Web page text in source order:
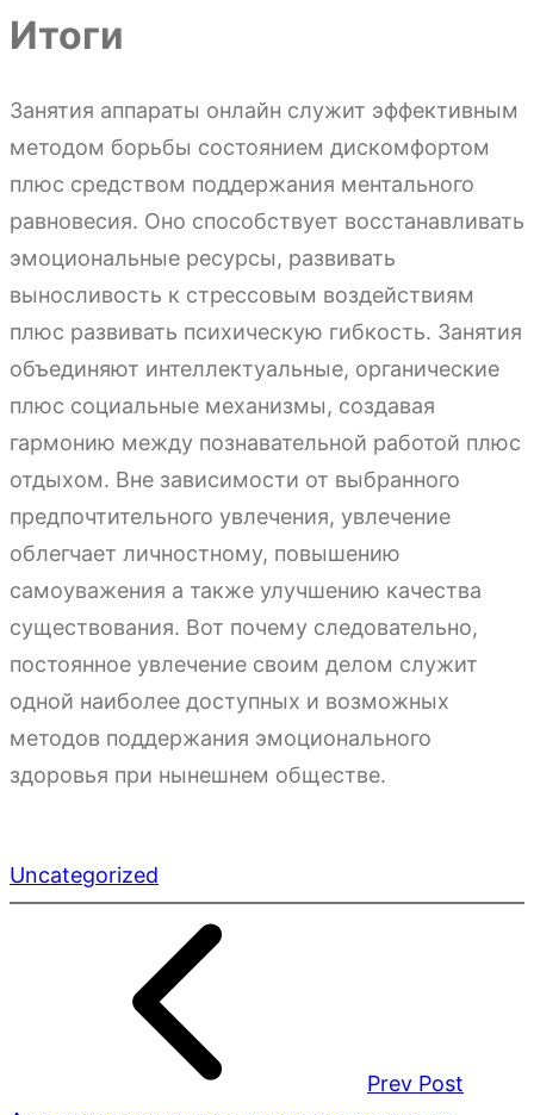
Итоги
Занятия аппараты онлайн служит эффективным
методом борьбы состоянием дискомфортом
плюс средством поддержания ментального
равновесия. Оно способствует восстанавливать
эмоциональные ресурсы, развивать
выносливость к стрессовым воздействиям
плюс развивать психическую гибкость. Занятия
объединяют интеллектуальные, органические
плюс социальные механизмы, создавая
гармонию между познавательной работой плюс
отдыхом. Вне зависимости от выбранного
предпочтительного увлечения, увлечение
облегчает личностному, повышению
самоуважения а также улучшению качества
существования. Вот почему следовательно,
постоянное увлечение своим делом служит
одной наиболее доступных и возможных
методов поддержания эмоционального
здоровья при нынешнем обществе.
Uncategorized
Prev Post